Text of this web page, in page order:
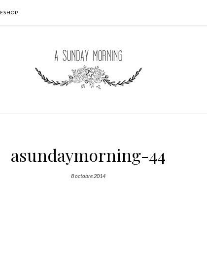
ESHOP
asundaymorning-44
8 octobre 2014